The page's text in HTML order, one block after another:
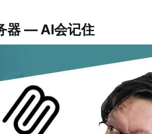
器 — AI会记住